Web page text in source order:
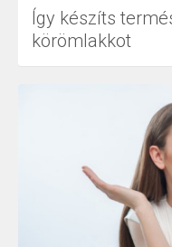
Így készíts
körömlakkot